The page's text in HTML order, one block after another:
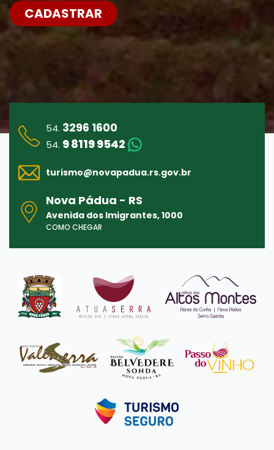
CADASTRAR
Enviar
54. 3296 1600
54. 9 8119 9542
turismo@novapadua.rs.gov.br
Nova Pádua - RS
Avenida dos Imigrantes, 1000
COMO CHEGAR